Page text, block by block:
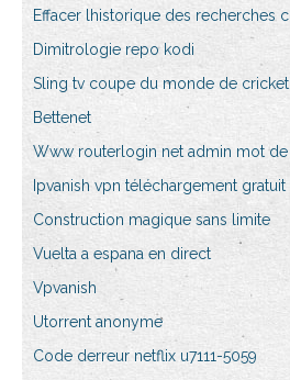
Effacer lhistorique des recherches
Dimitrologie repo kodi
Sling tv coupe du monde de
Bettenet
Www routerlogin net admin mot de
Ipvanish vpn téléchargement gratuit
Construction magique sans limite
Vuelta a espana en direct
Vpvanish
Utorrent anonyme
Code derreur netflix u7111-5059